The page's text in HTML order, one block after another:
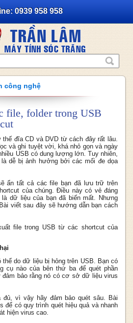
0939 958 958
công nghệ
file, folder trong USB
thế đĩa CD và DVD từ cách đây rất lâu.
và ghi tuyệt vời, khá nhỏ gọn và ngày
USB có dung lượng lớn. Tuy nhiên,
dễ bị ảnh hưởng bởi các mối đe dọa
ẩn tất cả các file bạn đã lưu trữ trên
của chúng. Điều này có vẻ đáng
dữ liệu của bạn đã biến mất. Nhưng
viết sau đây sẽ hướng dẫn bạn cách
file trong USB từ các shortcut của
do dữ liệu bị hỏng trên USB. Bạn có
cụ nào của bên thứ ba để quét phần
đảm bảo rằng nó có cơ sở dữ liệu virus
đủ, vì vậy hãy đảm bảo quét sâu. Bài
để có quy trình quét hiệu quả và nhanh
hiện virus cao.